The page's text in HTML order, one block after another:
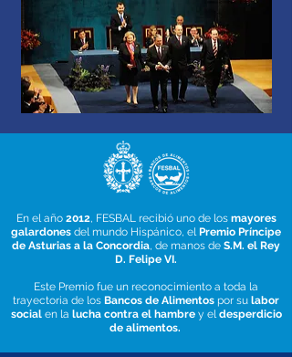
En el año 2012, FESBAL recibió uno de los mayores
galardones del mundo Hispánico, el Premio Príncipe
de Asturias a la Concordia, de manos de S.M. el Rey
D. Felipe VI.
Este Premio fue un reconocimiento a toda la
trayectoria de los Bancos de Alimentos por su labor
socialen la lucha contra el hambrey eldesperdicio
de alimentos.